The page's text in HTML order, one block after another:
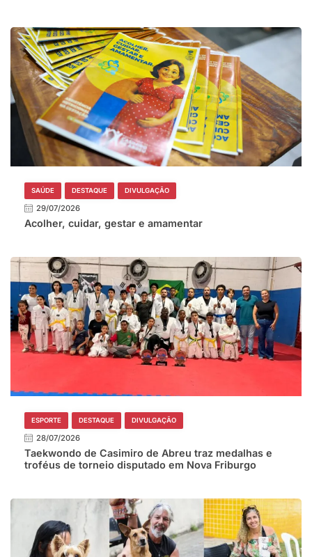
SAÚDE DESTAQUE DIVULGAÇÃO
29/07/2026
Acolher, cuidar, gestar e amamentar
ESPORTE DESTAQUE DIVULGAÇÃO
28/07/2026
Taekwondo de Casimiro de Abreu traz medalhas e
troféus de torneio disputado em Nova Friburgo